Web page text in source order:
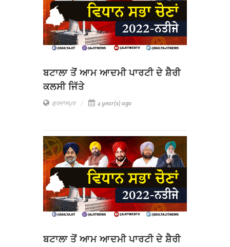
ਬਟਾਲਾ ਤੋਂ ਆਮ ਆਦਮੀ ਪਾਰਟੀ ਦੇ ਸ਼ੈਰੀ
ਕਲਸੀ ਜਿੱਤੇ
ਗੁਰਦਾਸਪੁਰ 4 year(s) ago
ਬਟਾਲਾ ਤੋਂ ਆਮ ਆਦਮੀ ਪਾਰਟੀ ਦੇ ਸ਼ੈਰੀ